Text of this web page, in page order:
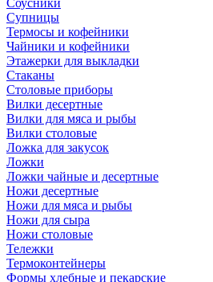
Соусники
Супницы
Термосы и кофейники
Чайники и кофейники
Этажерки для выкладки
Стаканы
Столовые приборы
Вилки десертные
Вилки для мяса и рыбы
Вилки столовые
Ложка для закусок
Ложки
Ложки чайные и десертные
Ножи десертные
Ножи для мяса и рыбы
Ножи для сыра
Ножи столовые
Тележки
Термоконтейнеры
Формы хлебные и пекарские